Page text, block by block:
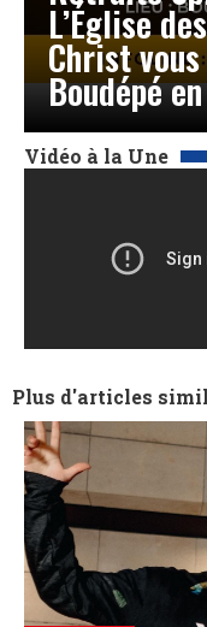
L’Église
Christ
Boudépé
Vidéo à la Une
Plus d'articles